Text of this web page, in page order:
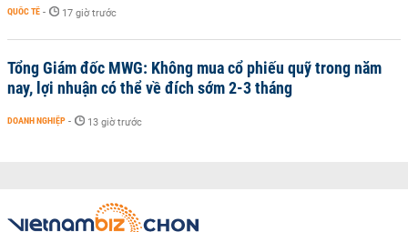
QUỐC TẾ - 17 giờ trước
Tổng Giám đốc MWG: Không mua cổ phiếu quỹ trong năm
nay, lợi nhuận có thể về đích sớm 2-3 tháng
DOANH NGHIỆP - 13 giờ trước